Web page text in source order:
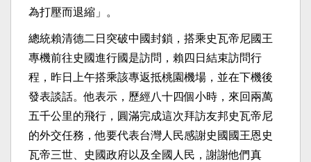
為打壓而退縮」。
總統賴清德二日突破中國封鎖，搭乘史瓦帝尼國王
專機前往史國進行國是訪問，賴四日結束訪問行
程，昨日上午搭乘該專返抵桃園機場，並在下機後
發表談話。他表示，歷經八十四個小時，來回兩萬
五千公里的飛行，圓滿完成這次拜訪友邦史瓦帝尼
的外交任務，他要代表台灣人民感謝史國國王恩史
瓦帝三世、史國政府以及全國人民，謝謝他們真